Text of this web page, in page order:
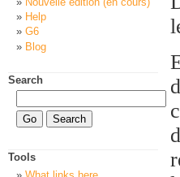
Help
G6
Blog
Search
Tools